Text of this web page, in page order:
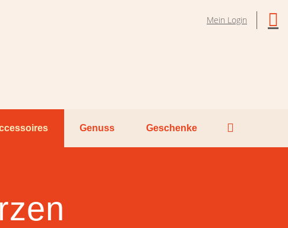
Mein Login
Genuss Geschenke